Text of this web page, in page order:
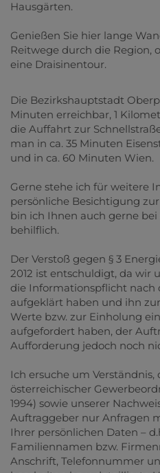
Hausgärten.
Genießen Sie hier lange
Reitwege durch die Region,
eine Draisinentour.
Die Bezirkshauptstadt
Minuten erreichbar, 1
die Auffahrt zur
man in ca. 35 Minuten
und in ca. 60 Minuten Wien.
Gerne stehe ich für weitere
persönliche Besichtigung
bin ich Ihnen auch gerne
behilflich.
Der Verstoß gegen § 3
2012 ist entschuldigt, da wir
die Informationspflicht nach
aufgeklärt haben und ihn
Werte bzw. zur Einholung
aufgefordert haben, der
Aufforderung jedoch noch
Ich ersuche um Verständnis,
österreichischer
1994) sowie unserer
Auftraggeber nur Anfragen
Ihrer persönlichen Daten –
Familiennamen bzw.
Anschrift, Telefonnummer